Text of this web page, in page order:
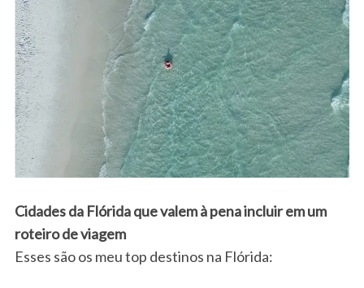
Cidades da Flórida que valem à pena incluir em um
roteiro de viagem
Esses são os meu top destinos na Flórida: